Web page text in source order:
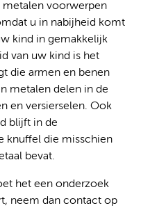
voorwerpen
u in nabijheid komt
kind in gemakkelijk
van uw kind is het
die armen en benen
metalen delen in de
en versierselen. Ook
blijft in de
knuffel die misschien
bevat.
het een onderzoek
neem dan contact op